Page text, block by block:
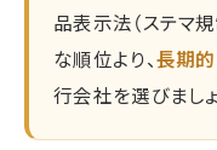
品表示法（ステマ
な順位より、 長期
行会社を選びましょ